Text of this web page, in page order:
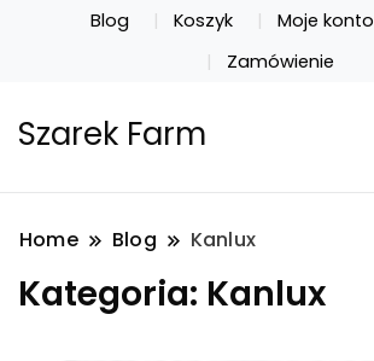
Blog Koszyk Moje konto
Zamówienie
Szarek Farm
Home Blog Kanlux
Kategoria: Kanlux